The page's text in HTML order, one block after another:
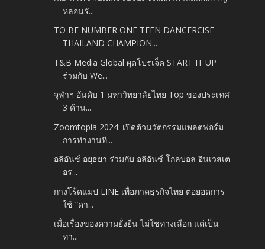
หลอนรั...
TO BE NUMBER ONE TEEN DANCERCISE
THAILAND CHAMPION...
T&B Media Global ผุดโปรเจ็ค START IT UP
ร่วมกับ We...
จุฬาฯ อันดับ 1 มหาวิทยาลัยไทย Top ของประเทศ
3 ด้าน...
Zoomtopia 2024: เปิดตัวนวัตกรรมแพลตฟอร์ม
การทำงานที...
อลิอันซ์ อยุธยา ร่วมกับ อลิอันซ์ โกลบอล อินเวสเต
อร...
กางโร้ดแมป LINE เพื่อภาคธุรกิจไทย ต่อยอดการ
ใช้ “ดา...
เมื่อเรื่องของความยั่งยืน ไม่ใช่ทางเลือก แต่เป็น
ทา...